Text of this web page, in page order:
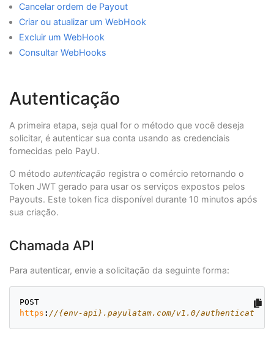
Cancelar ordem de Payout
Criar ou atualizar um WebHook
Excluir um WebHook
Consultar WebHooks
Autenticação
A primeira etapa, seja qual for o método que você deseja
solicitar, é autenticar sua conta usando as credenciais
fornecidas pelo PayU.
O método autenticação registra o comércio retornando o
Token JWT gerado para usar os serviços expostos pelos
Payouts. Este token fica disponível durante 10 minutos após
sua criação.
Chamada API
Para autenticar, envie a solicitação da seguinte forma:
POST
https : //{env-api}.payulatam.com/v1.0/